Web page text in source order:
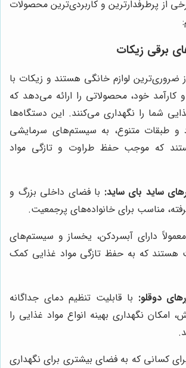
از پرطرفدارترین و کاربردی‌ترین محصولات
برقی زیکات
ضروری‌ترین لوازم خانگی هستند و زیکات با
خود، محصولاتی را ارائه می‌دهد که
شما را نگهداری می‌کنند. این دستگاه‌ها
و طبقات متنوع، به سیستم‌های سرمایشی
که موجب حفظ طراوت و تازگی مواد
ساید بای ساید: با فضای داخلی بزرگ و
مناسب برای خانواده‌های پرجمعیت.
دارای آبسردکن، یخساز و سیستم‌های
هستند که به حفظ تازگی مواد غذایی کمک
دوقلو: با قابلیت تنظیم دمای جداگانه
امکان نگهداری بهینه انواع مواد غذایی را
کسانی که به فضای بیشتری برای نگهداری